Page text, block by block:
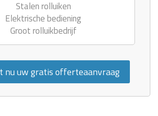
Stalen rolluiken
Elektrische bediening
Groot rolluikbedrijf
nu uw gratis offerteaanvraag